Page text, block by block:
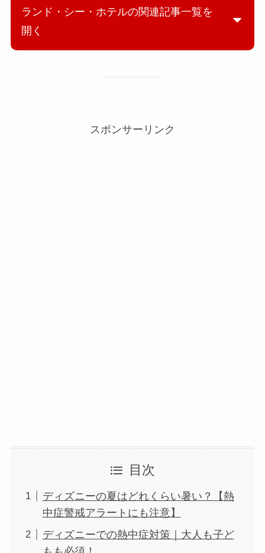
ランド・シー・ホテルの関連記事一覧を
開く
スポンサーリンク
目次
ディズニーの夏はどれくらい暑い？【熱
中症警戒アラートにも注意】
ディズニーでの熱中症対策｜大人も子ど